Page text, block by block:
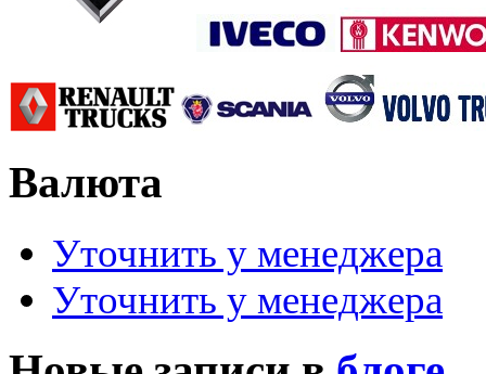
Валюта
Уточнить у менеджера
Уточнить у менеджера